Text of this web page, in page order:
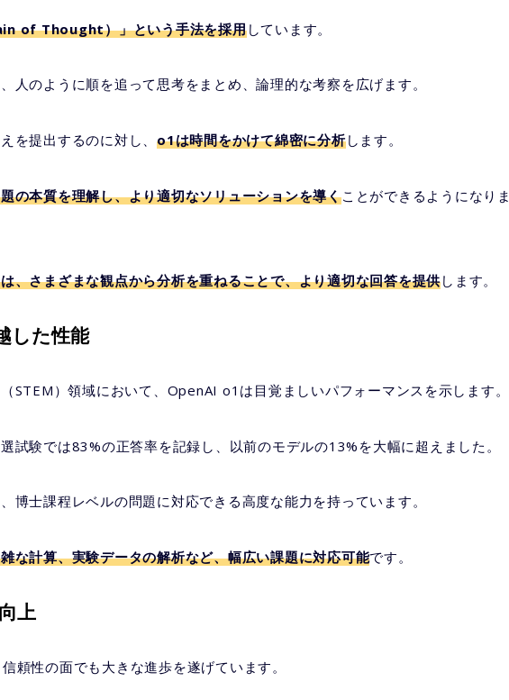
of Thought）」という手法を採用しています。
人のように順を追って思考をまとめ、論理的な考察を広げます。
を提出するのに対し、o1は時間をかけて綿密に分析します。
の本質を理解し、より適切なソリューションを導くことができるようになりま
、さまざまな観点から分析を重ねることで、より適切な回答を提供します。
した性能
STEM）領域において、OpenAI o1は目覚ましいパフォーマンスを示します。
試験では83%の正答率を記録し、以前のモデルの13%を大幅に超えました。
博士課程レベルの問題に対応できる高度な能力を持っています。
な計算、実験データの解析など、幅広い課題に対応可能です。
上
頼性の面でも大きな進歩を遂げています。